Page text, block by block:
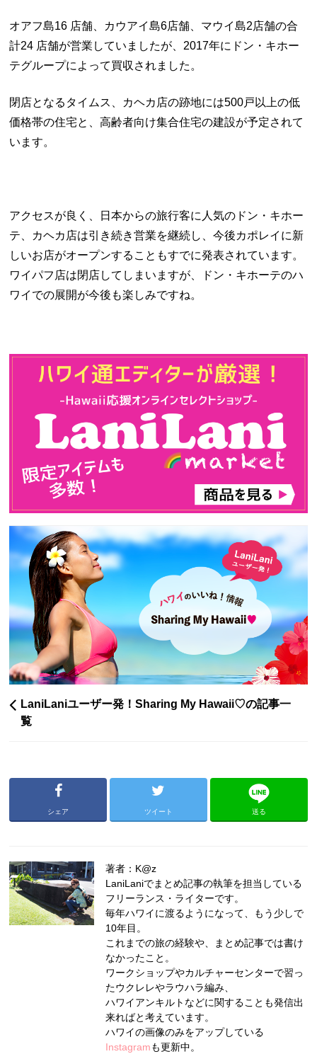
オアフ島16 店舗、カウアイ島6店舗、マウイ島2店舗の合
計24 店舗が営業していましたが、2017年にドン・キホー
テグループによって買収されました。
閉店となるタイムス、カヘカ店の跡地には500戸以上の低
価格帯の住宅と、高齢者向け集合住宅の建設が予定されて
います。
アクセスが良く、日本からの旅行客に人気のドン・キホー
テ、カヘカ店は引き続き営業を継続し、今後カポレイに新
しいお店がオープンすることもすでに発表されています。
ワイパフ店は閉店してしまいますが、ドン・キホーテのハ
ワイでの展開が今後も楽しみですね。
LaniLaniユーザー発！Sharing My Hawaii♡の記事一
覧
シェア ツイート 送る
著者：K@z
LaniLaniでまとめ記事の執筆を担当している
フリーランス・ライターです。
毎年ハワイに渡るようになって、もう少しで
10年目。
これまでの旅の経験や、まとめ記事では書け
なかったこと。
ワークショップやカルチャーセンターで習っ
たウクレレやラウハラ編み、
ハワイアンキルトなどに関することも発信出
来ればと考えています。
ハワイの画像のみをアップしている
Instagramも更新中。